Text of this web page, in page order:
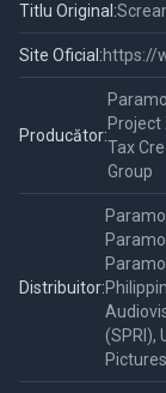
Titlu Original:
Site Oficial:https://
Producător:
Project
Tax
Group
Distribuitor:
(SPRI),